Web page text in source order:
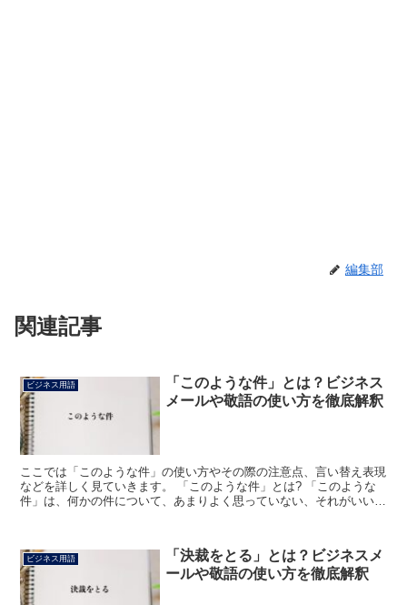
編集部
関連記事
ビジネス用語
「このような件」とは？ビジネス
メールや敬語の使い方を徹底解釈
ここでは「このような件」の使い方やその際の注意点、言い替え表現
などを詳しく見ていきます。 「このような件」とは? 「このような
件」は、何かの件について、あまりよく思っていない、それがいいこ
ビジネス用語
「決裁をとる」とは？ビジネスメ
ールや敬語の使い方を徹底解釈